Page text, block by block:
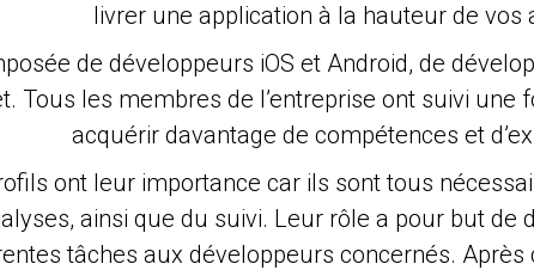
livrer une application à la hauteur de vos
de développeurs iOS et Android, de
Tous les membres de l’entreprise ont suivi
acquérir davantage de compétences et
ont leur importance car ils sont tous
ainsi que du suivi. Leur rôle a pour but
tâches aux développeurs concernés.